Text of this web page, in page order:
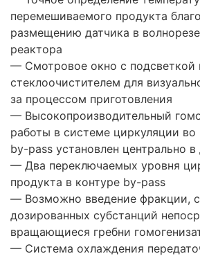
перемешиваемого продукта
размещению датчика в
реактора
— Смотровое окно с подсветкой
стеклоочистителем для
за процессом приготовления
— Высокопроизводительный
работы в системе циркуляции
by-pass установлен центрально
— Два переключаемых уровня
продукта в контуре by-pass
— Возможно введение фракции,
дозированных субстанций
вращающиеся гребни
— Система охлаждения